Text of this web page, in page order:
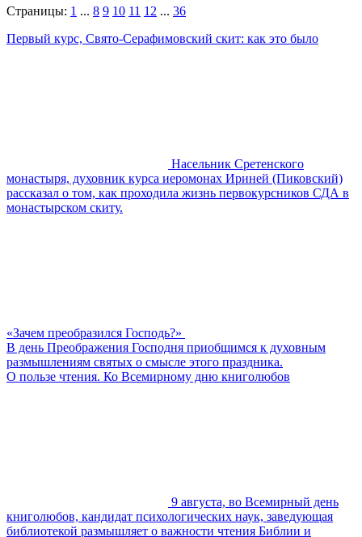
Страницы: 1 ... 8 9 10 11 12 ... 36
Первый курс, Свято-Серафимовский скит: как это было
Насельник Сретенского
монастыря, духовник курса иеромонах Ириней (Пиковский)
рассказал о том, как проходила жизнь первокурсников СДА в
монастырском скиту.
«Зачем преобразился Господь?»
В день Преображения Господня приобщимся к духовным
размышлениям святых о смысле этого праздника.
О пользе чтения. Ко Всемирному дню книголюбов
9 августа, во Всемирный день
книголюбов, кандидат психологических наук, заведующая
библиотекой размышляет о важности чтения Библии и